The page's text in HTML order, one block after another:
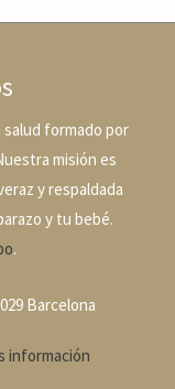
formado por
misión es
y respaldada
y tu bebé.
.
Barcelona